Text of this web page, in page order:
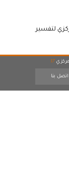
لتفسير
مركزي 17
اتصل بنا